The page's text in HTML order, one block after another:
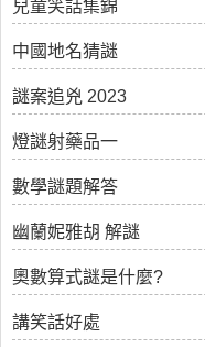
兒童笑話集錦
中國地名猜謎
謎案追兇 2023
燈謎射藥品一
數學謎題解答
幽蘭妮雅胡 解謎
奧數算式謎是什麼?
講笑話好處